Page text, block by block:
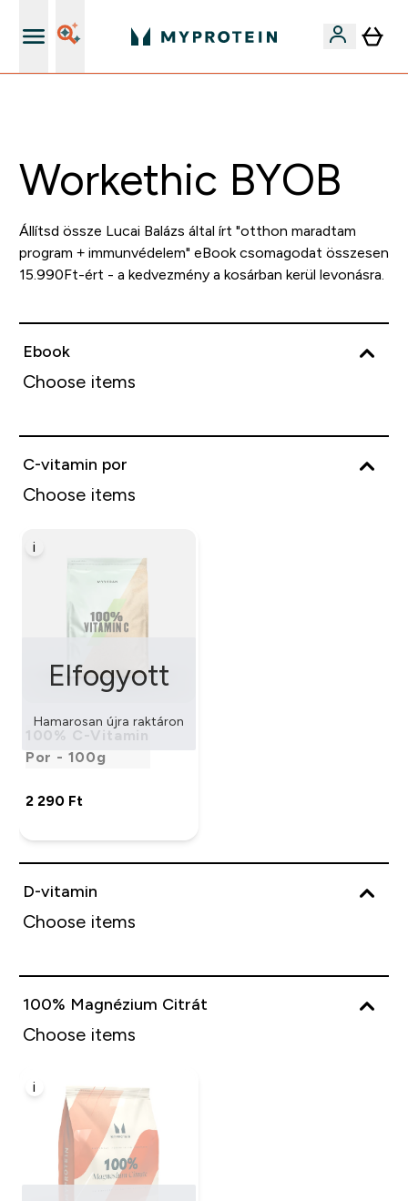
Workethic BYOB
Állítsd össze Lucai Balázs által írt "otthon maradtam
program + immunvédelem" eBook csomagodat összesen
15.990Ft-ért - a kedvezmény a kosárban kerül levonásra.
Ebook
Choose items
C-vitamin por
Choose items
i
100% C-Vitamin
Por - 100g
2 290 Ft‎
Elfogyott
Hamarosan újra raktáron
D-vitamin
Choose items
100% Magnézium Citrát
Choose items
i